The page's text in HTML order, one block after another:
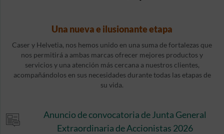
Una nueva e ilusionante etapa
Caser y Helvetia, nos hemos unido en una suma de fortalezas que
nos permitirá a ambas marcas ofrecer mejores productos y
servicios y una atención más cercana a nuestros clientes,
acompañándolos en sus necesidades durante todas las etapas de
su vida.
Anuncio de convocatoria de Junta General
Extraordinaria de Accionistas 2026